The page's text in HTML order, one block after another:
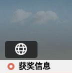
获奖信息